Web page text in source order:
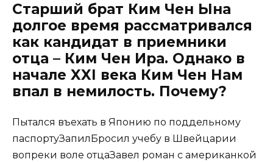
Старший брат Ким Чен Ына
долгое время рассматривался
как кандидат в приемники
отца – Ким Чен Ира. Однако в
начале XXI века Ким Чен Нам
впал в немилость. Почему?
Пытался въехать в Японию по поддельному
паспортуЗапилБросил учебу в Швейцарии
вопреки воле отцаЗавел роман с американкой